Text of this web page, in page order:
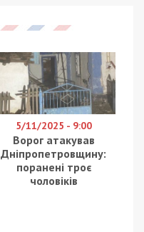
5/11/2025 - 9:00
Ворог атакував
Дніпропетровщину:
поранені троє
чоловіків